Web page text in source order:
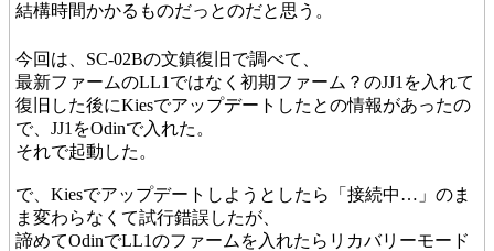
結構時間かかるものだっとのだと思う。
今回は、SC-02Bの文鎮復旧で調べて、
最新ファームのLL1ではなく初期ファーム？のJJ1を入れて
復旧した後にKiesでアップデートしたとの情報があったの
で、JJ1をOdinで入れた。
それで起動した。
で、Kiesでアップデートしようとしたら「接続中…」のま
ま変わらなくて試行錯誤したが、
諦めてOdinでLL1のファームを入れたらリカバリーモード